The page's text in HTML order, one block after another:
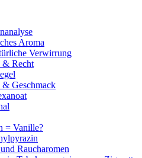
Aroma
Verwirrung
& Recht
& Geschmack
= Vanille?
Raucharomen